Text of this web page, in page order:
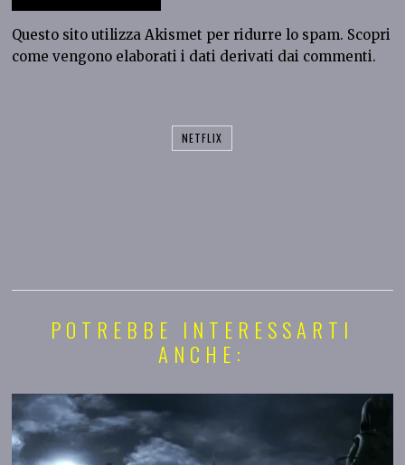
Questo sito utilizza Akismet per ridurre lo spam. Scopri
come vengono elaborati i dati derivati dai commenti.
NETFLIX
POTREBBE INTERESSARTI
ANCHE: